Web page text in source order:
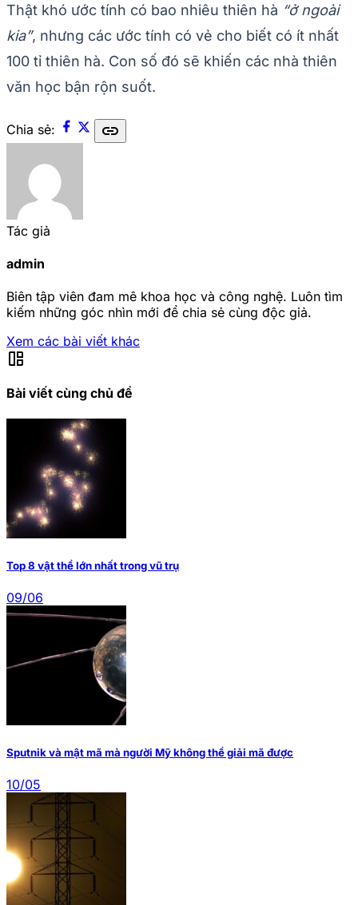
Thật khó ước tính có bao nhiêu thiên hà “ở ngoài
kia”, nhưng các ước tính có vẻ cho biết có ít nhất
100 tỉ thiên hà. Con số đó sẽ khiến các nhà thiên
văn học bận rộn suốt.
Chia sẻ: link
Tác giả
admin
Biên tập viên đam mê khoa học và công nghệ. Luôn tìm
kiếm những góc nhìn mới để chia sẻ cùng độc giả.
Xem các bài viết khác
auto_awesome_mosaic
Bài viết cùng chủ đề
Top 8 vật thể lớn nhất trong vũ trụ
09/06
Sputnik và mật mã mà người Mỹ không thể giải mã được
10/05